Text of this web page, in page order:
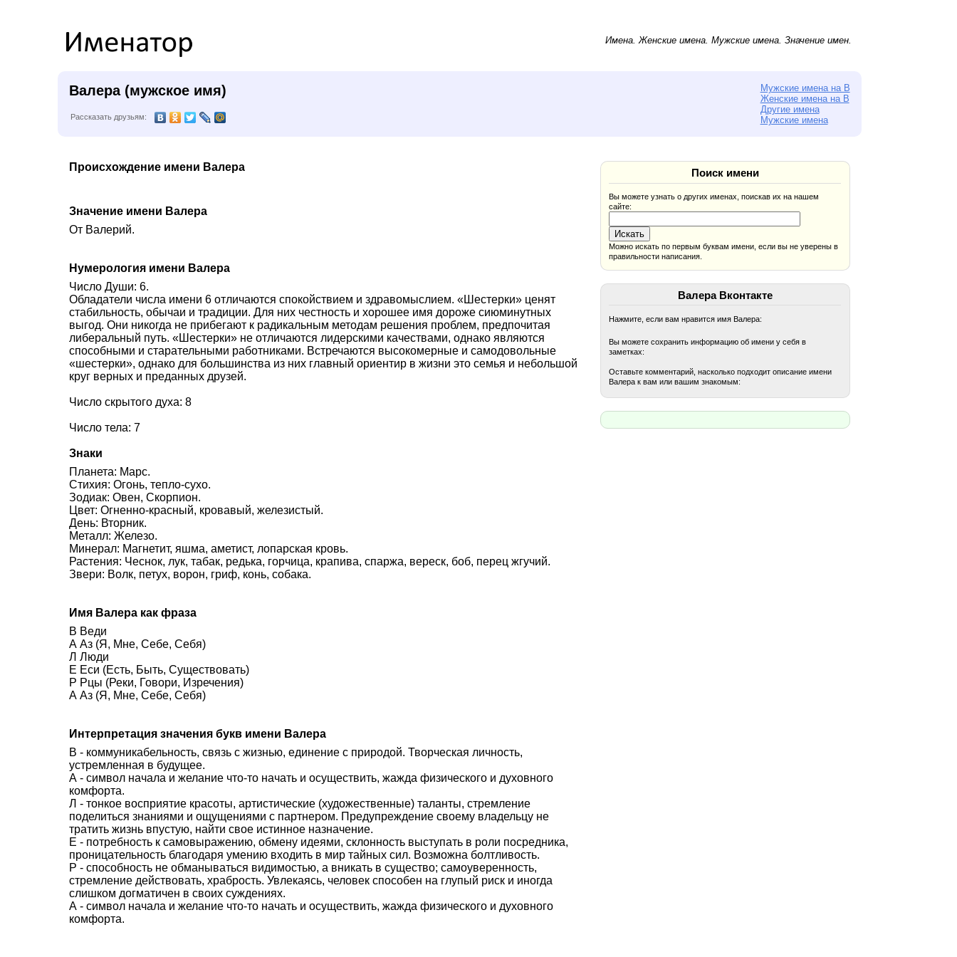
Имена.Женские имена.Мужские имена. Значение имен.
Валера (мужское имя)
Мужские имена на В
Женские имена на В
Другие имена
Мужские имена
Рассказать друзьям:
Происхождение имени Валера
Значение имени Валера
От Валерий.
Нумерология имени Валера
Число Души: 6.
Обладатели числа имени 6 отличаются спокойствием и здравомыслием. «Шестерки» ценят
стабильность, обычаи и традиции. Для них честность и хорошее имя дороже сиюминутных
выгод. Они никогда не прибегают к радикальным методам решения проблем, предпочитая
либеральный путь. «Шестерки» не отличаются лидерскими качествами, однако являются
способными и старательными работниками. Встречаются высокомерные и самодовольные
«шестерки», однако для большинства из них главный ориентир в жизни это семья и небольшой
круг верных и преданных друзей.
Число скрытого духа: 8
Число тела: 7
Знаки
Планета: Марс.
Стихия: Огонь, тепло-сухо.
Зодиак: Овен, Скорпион.
Цвет: Огненно-красный, кровавый, железистый.
День: Вторник.
Металл: Железо.
Минерал: Магнетит, яшма, аметист, лопарская кровь.
Растения: Чеснок, лук, табак, редька, горчица, крапива, спаржа, вереск, боб, перец жгучий.
Звери: Волк, петух, ворон, гриф, конь, собака.
Имя Валера как фраза
В Веди
А Аз (Я, Мне, Себе, Себя)
Л Люди
Е Еси (Есть, Быть, Существовать)
Р Рцы (Реки, Говори, Изречения)
А Аз (Я, Мне, Себе, Себя)
Интерпретация значения букв имени Валера
В - коммуникабельность, связь с жизнью, единение с природой. Творческая личность,
устремленная в будущее.
А - символ начала и желание что-то начать и осуществить, жажда физического и духовного
комфорта.
Л - тонкое восприятие красоты, артистические (художественные) таланты, стремление
поделиться знаниями и ощущениями с партнером. Предупреждение своему владельцу не
тратить жизнь впустую, найти свое истинное назначение.
Е - потребность к самовыражению, обмену идеями, склонность выступать в роли посредника,
проницательность благодаря умению входить в мир тайных сил. Возможна болтливость.
Р - способность не обманываться видимостью, а вникать в существо; самоуверенность,
стремление действовать, храбрость. Увлекаясь, человек способен на глупый риск и иногда
слишком догматичен в своих суждениях.
А - символ начала и желание что-то начать и осуществить, жажда физического и духовного
комфорта.
Поиск имени
Вы можете узнать о других именах, поискав их на нашем
сайте:
Можно искать по первым буквам имени, если вы не уверены в
правильности написания.
Валера Вконтакте
Нажмите, если вам нравится имя Валера:
Вы можете сохранить информацию об имени у себя в
заметках:
Оставьте комментарий, насколько подходит описание имени
Валера к вам или вашим знакомым: